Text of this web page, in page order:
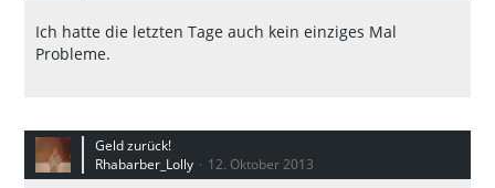
Ich hatte die letzten Tage auch kein einziges Mal
Probleme.
Geld zurück!
Rhabarber_Lolly
12. Oktober 2013